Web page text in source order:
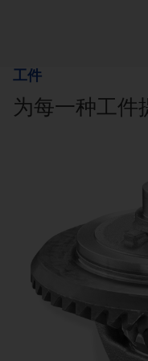
工件
为每一种工件